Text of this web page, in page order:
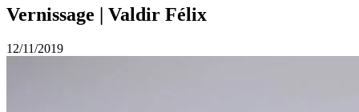
Vernissage | Valdir Félix
12/11/2019